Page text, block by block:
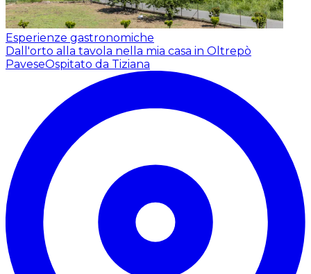
Esperienze gastronomiche
Dall'orto alla tavola nella mia casa in Oltrepò
PaveseOspitato da Tiziana